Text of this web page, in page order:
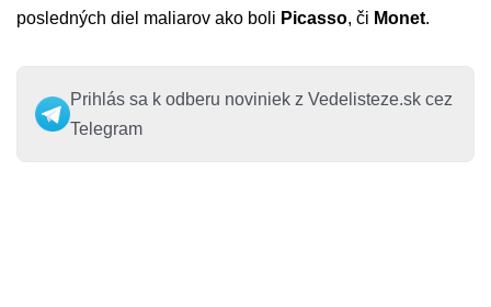
posledných diel maliarov ako boli Picasso, či Monet.
Prihlás sa k odberu noviniek z Vedelisteze.sk cez
Telegram